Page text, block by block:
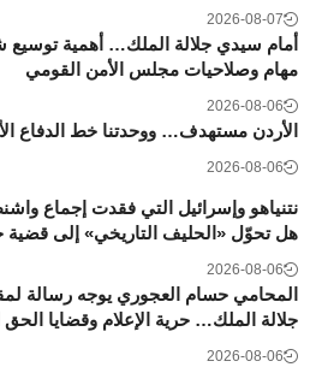
2026-08-07
أمام سيدي جلالة الملك… أهمية توسيع
مهام وصلاحيات مجلس الأمن القومي
2026-08-06
الأردن مستهدف… ووحدتنا خط الدفاع
2026-08-06
نتنياهو وإسرائيل التي فقدت إجماع
هل تحوّل «الحليف التاريخي» إلى قضية
2026-08-06
المحامي حسام العجوري يوجه رسالة
جلالة الملك… حرية الإعلام وقضايا الحق
2026-08-06